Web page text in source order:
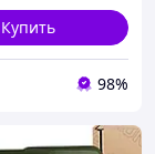
Купить
98%